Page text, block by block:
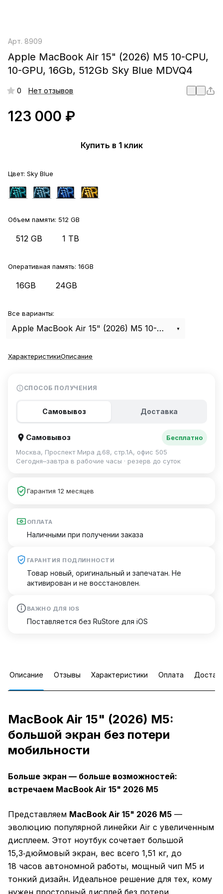
Арт. 8909
Apple MacBook Air 15" (2026) M5 10-CPU,
10-GPU, 16Gb, 512Gb Sky Blue MDVQ4
0 Нет отзывов
123 000 ₽
Купить в 1 клик
Цвет: Sky Blue
Объем памяти: 512 GB
512 GB 1 TB
Оперативная память: 16GB
16GB 24GB
Все варианты:
Apple MacBook Air 15" (2026) M5 10-CPU, 10-GPU, 16Gb, 512Gb Sky Blue MDVQ4
ХарактеристикиОписание
СПОСОБ ПОЛУЧЕНИЯ
Самовывоз Доставка
Самовывоз
Бесплатно
Москва, Проспект Мира д.68, стр.1А, офис 505
Сегодня–завтра в рабочие часы · резерв до суток
Гарантия 12 месяцев
ОПЛАТА
Наличными при получении заказа
ГАРАНТИЯ ПОДЛИННОСТИ
Товар новый, оригинальный и запечатан. Не
активирован и не восстановлен.
ВАЖНО ДЛЯ IOS
Поставляется без RuStore для iOS
Описание Отзывы Характеристики Оплата
MacBook Air 15" (2026) M5:
большой экран без потери
мобильности
Больше экран — больше возможностей:
встречаем MacBook Air 15" 2026 M5
Представляем MacBook Air 15" 2026 M5 —
эволюцию популярной линейки Air с увеличенным
дисплеем. Этот ноутбук сочетает большой
15,3‑дюймовый экран, вес всего 1,51 кг, до
18 часов автономной работы, мощный чип M5 и
тонкий дизайн. Идеальное решение для тех, кому